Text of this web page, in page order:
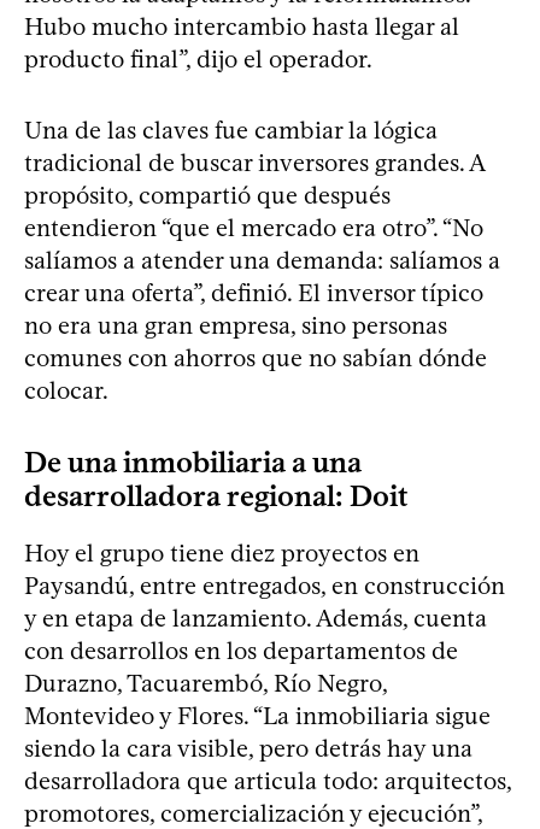
Hubo mucho intercambio hasta llegar al
producto final”, dijo el operador.
Una de las claves fue cambiar la lógica
tradicional de buscar inversores grandes. A
propósito, compartió que después
entendieron “que el mercado era otro”. “No
salíamos a atender una demanda: salíamos a
crear una oferta”, definió. El inversor típico
no era una gran empresa, sino personas
comunes con ahorros que no sabían dónde
colocar.
De una inmobiliaria a una
desarrolladora regional: Doit
Hoy el grupo tiene diez proyectos en
Paysandú, entre entregados, en construcción
y en etapa de lanzamiento. Además, cuenta
con desarrollos en los departamentos de
Durazno, Tacuarembó, Río Negro,
Montevideo y Flores. “La inmobiliaria sigue
siendo la cara visible, pero detrás hay una
desarrolladora que articula todo: arquitectos,
promotores, comercialización y ejecución”,